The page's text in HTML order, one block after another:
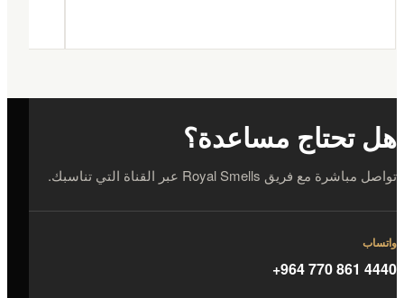
هل تحتاج مساعدة؟
تواصل مباشرة مع فريق Royal Smells عبر القناة التي تناسبك.
واتساب
+964 770 861 4440